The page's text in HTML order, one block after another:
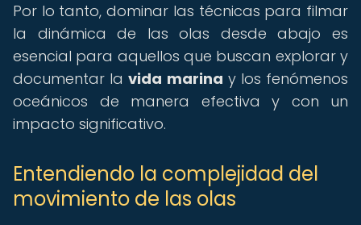
Por lo tanto, dominar las técnicas para filmar
la dinámica de las olas desde abajo es
esencial para aquellos que buscan explorar y
documentar lavida marina y los fenómenos
oceánicos de manera efectiva y con un
impacto significativo.
Entendiendo la complejidad del
movimiento de las olas